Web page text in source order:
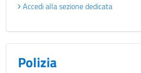
Accedi alla sezione dedicata
Polizia